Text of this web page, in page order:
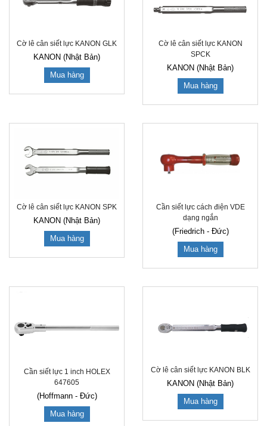
Cờ lê cân siết lực KANON GLK
KANON (Nhật Bản)
Mua hàng
Cờ lê cân siết lực KANON
SPCK
KANON (Nhật Bản)
Mua hàng
Cờ lê cân siết lực KANON SPK
KANON (Nhật Bản)
Mua hàng
Cần siết lực cách điện VDE
dạng ngắn
(Friedrich - Đức)
Mua hàng
Cần siết lực 1 inch HOLEX
647605
(Hoffmann - Đức)
Mua hàng
Cờ lê cân siết lực KANON BLK
KANON (Nhật Bản)
Mua hàng